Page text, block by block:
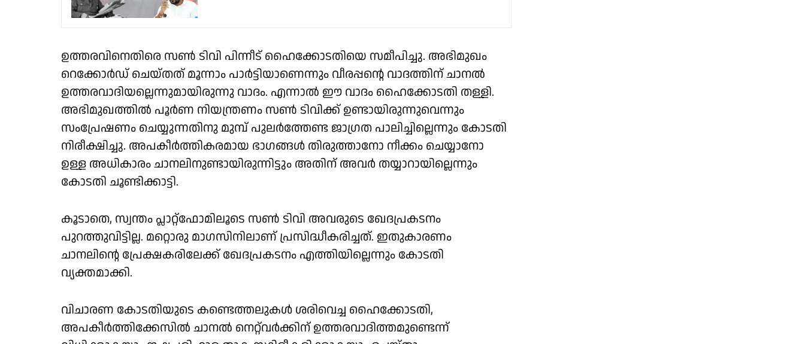
ഉത്തരവിനെതിരെ സണ്‍ ടിവി പിന്നീട് ഹൈക്കോടതിയെ സമീപിച്ചു. അഭിമുഖം
റെക്കോര്‍ഡ് ചെയ്തത് മൂന്നാം പാര്‍ട്ടിയാണെന്നും വീരപ്പന്റെ വാദത്തിന് ചാനല്‍
ഉത്തരവാദിയല്ലെന്നുമായിരുന്നു വാദം. എന്നാല്‍ ഈ വാദം ഹൈക്കോടതി തള്ളി.
അഭിമുഖത്തില്‍ പൂര്‍ണ നിയന്ത്രണം സണ്‍ ടിവിക്ക് ഉണ്ടായിരുന്നുവെന്നും
സംപ്രേഷണം ചെയ്യുന്നതിനു മുമ്പ് പുലര്‍ത്തേണ്ട ജാഗ്രത പാലിച്ചില്ലെന്നും കോടതി
നിരീക്ഷിച്ചു. അപകീര്‍ത്തികരമായ ഭാഗങ്ങള്‍ തിരുത്താനോ നീക്കം ചെയ്യാനോ
ഉള്ള അധികാരം ചാനലിനുണ്ടായിരുന്നിട്ടും അതിന് അവര്‍ തയ്യാറായില്ലെന്നും
കോടതി ചൂണ്ടിക്കാട്ടി.
കൂടാതെ, സ്വന്തം പ്ലാറ്റ്‌ഫോമിലൂടെ സണ്‍ ടിവി അവരുടെ ഖേദപ്രകടനം
പുറത്തുവിട്ടില്ല. മറ്റൊരു മാഗസിനിലാണ് പ്രസിദ്ധീകരിച്ചത്. ഇതുകാരണം
ചാനലിന്റെ പ്രേക്ഷകരിലേക്ക് ഖേദപ്രകടനം എത്തിയില്ലെന്നും കോടതി
വ്യക്തമാക്കി.
വിചാരണ കോടതിയുടെ കണ്ടെത്തലുകള്‍ ശരിവെച്ച ഹൈക്കോടതി,
അപകീര്‍ത്തിക്കേസില്‍ ചാനല്‍ നെറ്റ്‌വർക്കിന് ഉത്തരവാദിത്തമുണ്ടെന്ന്